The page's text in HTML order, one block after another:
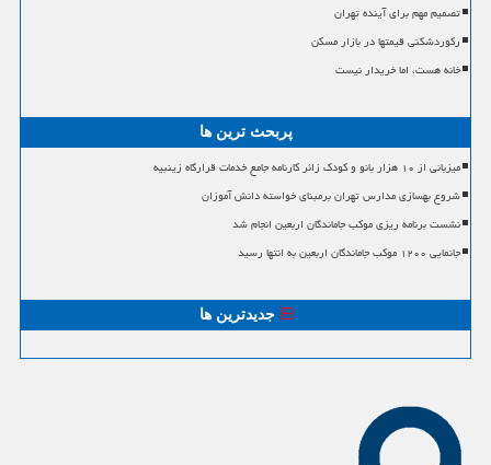
تصمیم مهم برای آینده تهران
رکوردشکنی قیمتها در بازار مسکن
خانه هست، اما خریدار نیست
پربحث ترین ها
میزبانی از ۱۰ هزار بانو و کودک زائر کارنامه جامع خدمات قرارگاه زینبیه
شروع بهسازی مدارس تهران برمبنای خواسته دانش آموزان
نشست برنامه ریزی موکب جاماندگان اربعین انجام شد
جانمایی ۱۲۰۰ موکب جاماندگان اربعین به انتها رسید
جدیدترین ها